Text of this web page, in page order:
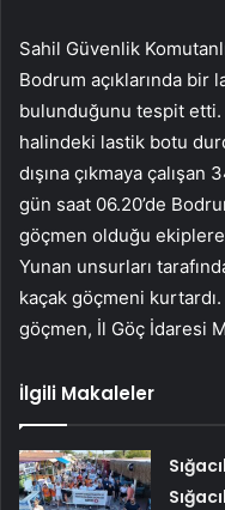
Sahil Güvenlik
Bodrum açıklarında bir
bulunduğunu tespit
halindeki lastik botu
dışına çıkmaya çalışan
gün saat 06.20’de
göçmen olduğu
Yunan unsurları
kaçak göçmeni
göçmen, İl Göç İdaresi
İlgili Makaleler